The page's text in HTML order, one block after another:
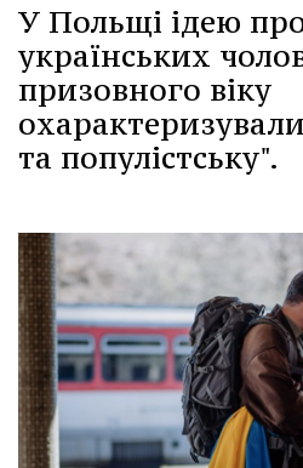
У Польщі ідею
українських
призовного віку
та популістську".